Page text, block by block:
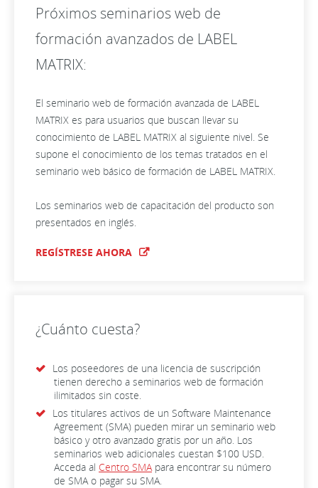
Próximos seminarios web de
formación avanzados de LABEL
MATRIX:
El seminario web de formación avanzada de LABEL
MATRIX es para usuarios que buscan llevar su
conocimiento de LABEL MATRIX al siguiente nivel. Se
supone el conocimiento de los temas tratados en el
seminario web básico de formación de LABEL MATRIX.
Los seminarios web de capacitación del producto son
presentados en inglés.
REGÍSTRESE AHORA
¿Cuánto cuesta?
Los poseedores de una licencia de suscripción
tienen derecho a seminarios web de formación
ilimitados sin coste.
Los titulares activos de un Software Maintenance
Agreement (SMA) pueden mirar un seminario web
básico y otro avanzado gratis por un año. Los
seminarios web adicionales cuestan $100 USD.
Acceda al Centro SMApara encontrar su número
de SMA o pagar su SMA.